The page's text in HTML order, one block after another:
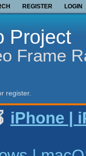
REGISTER LOGIN
Project
Frame
register.
iPhone |